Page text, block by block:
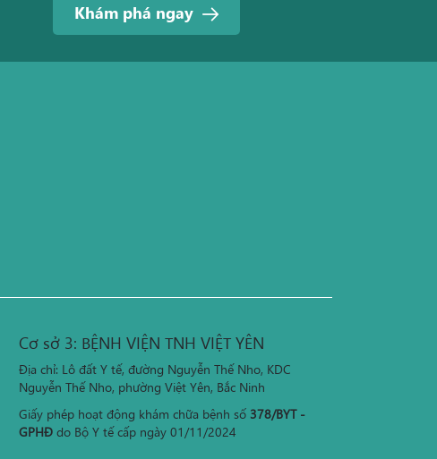
Khám phá ngay
Cơ sở 3: BỆNH VIỆN TNH VIỆT YÊN
Địa chỉ: Lô đất Y tế, đường Nguyễn Thế Nho, KDC
Nguyễn Thế Nho, phường Việt Yên, Bắc Ninh
Giấy phép hoạt động khám chữa bệnh số 378/BYT -
GPHĐ do Bộ Y tế cấp ngày 01/11/2024